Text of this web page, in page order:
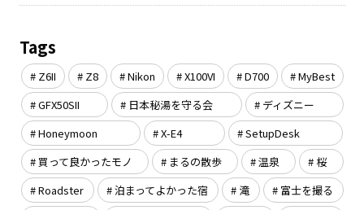
Tags
Z6II Z8 Nikon X100VI D700
MyBest
GFX50SII
日本秘湯を守る会
ディズニー
Honeymoon
X-E4
SetupDesk
買って良かったモノ
まるの散歩 温泉
桜
Roadster
泊まってよかった宿 滝 富士を撮る